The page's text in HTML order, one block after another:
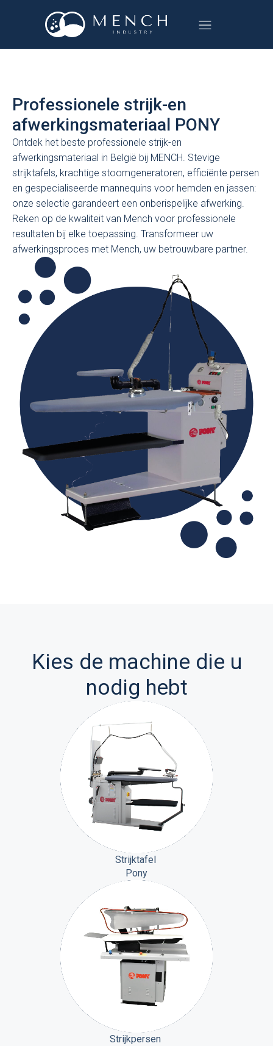
Professionele strijk-en
afwerkingsmateriaal PONY
Ontdek het beste professionele strijk-en
afwerkingsmateriaal in België bij MENCH. Stevige
strijktafels, krachtige stoomgeneratoren, efficiënte persen
en gespecialiseerde mannequins voor hemden en jassen:
onze selectie garandeert een onberispelijke afwerking.
Reken op de kwaliteit van Mench voor professionele
resultaten bij elke toepassing. Transformeer uw
afwerkingsproces met Mench, uw betrouwbare partner.
Kies de machine die u
nodig hebt
Strijktafel
Pony
Strijktafel
Pony
Pony
Strijkpersen